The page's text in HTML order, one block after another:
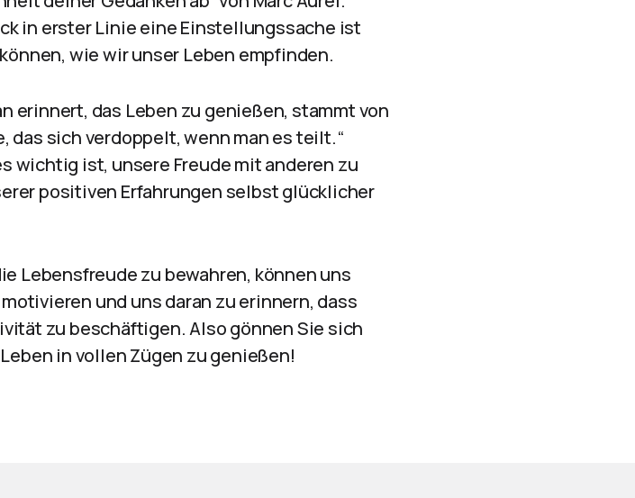
in erster Linie eine Einstellungssache ist
wie wir unser Leben empfinden.
erinnert, das Leben zu genießen, stammt von
das sich verdoppelt, wenn man es teilt.“
wichtig ist, unsere Freude mit anderen zu
positiven Erfahrungen selbst glücklicher
Lebensfreude zu bewahren, können uns
und uns daran zu erinnern, dass
zu beschäftigen. Also gönnen Sie sich
in vollen Zügen zu genießen!